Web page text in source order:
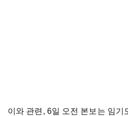
이와 관련, 6일 오전 본보는 임기